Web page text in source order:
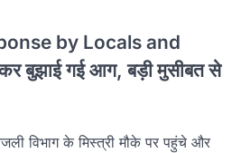
by Locals and
बुझाई गई आग, बड़ी मुसीबत से
विभाग के मिस्त्री मौके पर पहुंचे और